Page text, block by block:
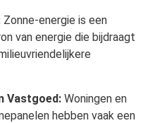
Zonne-energie is een
van energie die bijdraagt
Vastgoed: Woningen en
hebben vaak een